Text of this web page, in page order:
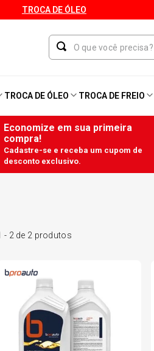
TROCA DE ÓLEO
TROCA DE ÓLEO TROCA DE FREIO
Economize em sua primeira
compra!
Cadastre-se e receba um cupom de
desconto exclusivo.
- 2 de 2 produtos
1º Kit 4 Pneu
2º Kit Pneu
6º 175 70r14
185 65r15